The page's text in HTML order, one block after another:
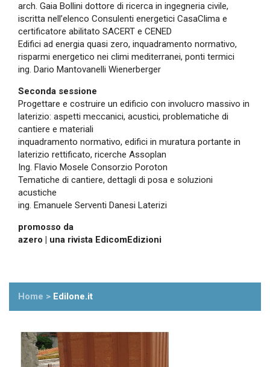
arch. Gaia Bollini dottore di ricerca in ingegneria civile,
iscritta nell’elenco Consulenti energetici CasaClima e
certificatore abilitato SACERT e CENED
Edifici ad energia quasi zero, inquadramento normativo,
risparmi energetico nei climi mediterranei, ponti termici
ing. Dario Mantovanelli Wienerberger
Seconda sessione
Progettare e costruire un edificio con involucro massivo in
laterizio: aspetti meccanici, acustici, problematiche di
cantiere e materiali
inquadramento normativo, edifici in muratura portante in
laterizio rettificato, ricerche Assoplan
Ing. Flavio Mosele Consorzio Poroton
Tematiche di cantiere, dettagli di posa e soluzioni
acustiche
ing. Emanuele Serventi Danesi Laterizi
promosso da
azero | una rivista EdicomEdizioni
Home > Edilone.it